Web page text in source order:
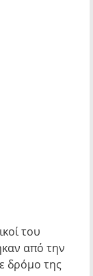
του
από την
δρόμο της